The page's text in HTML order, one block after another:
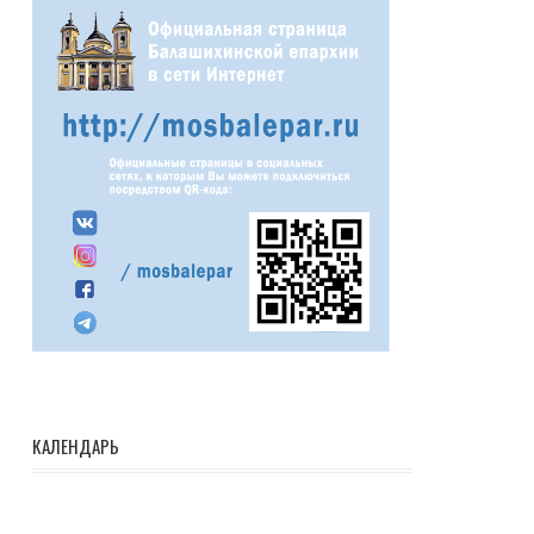
КАЛЕНДАРЬ